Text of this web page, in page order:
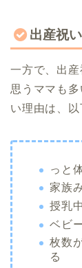
出産祝
一方で、出
思うママも
い理由は、以
っと
家族
授乳
ベビ
枚数
る